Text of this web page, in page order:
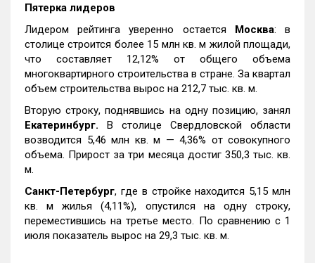
Пятерка лидеров
Лидером рейтинга уверенно остается Москва: в
столице строится более 15 млн кв. м жилой площади,
что составляет 12,12% от общего объема
многоквартирного строительства в стране. За квартал
объем строительства вырос на 212,7 тыс. кв. м.
Вторую строку, поднявшись на одну позицию, занял
Екатеринбург. В столице Свердловской области
возводится 5,46 млн кв. м — 4,36% от совокупного
объема. Прирост за три месяца достиг 350,3 тыс. кв.
м.
Санкт-Петербург, где в стройке находится 5,15 млн
кв. м жилья (4,11%), опустился на одну строку,
переместившись на третье место. По сравнению с 1
июля показатель вырос на 29,3 тыс. кв. м.